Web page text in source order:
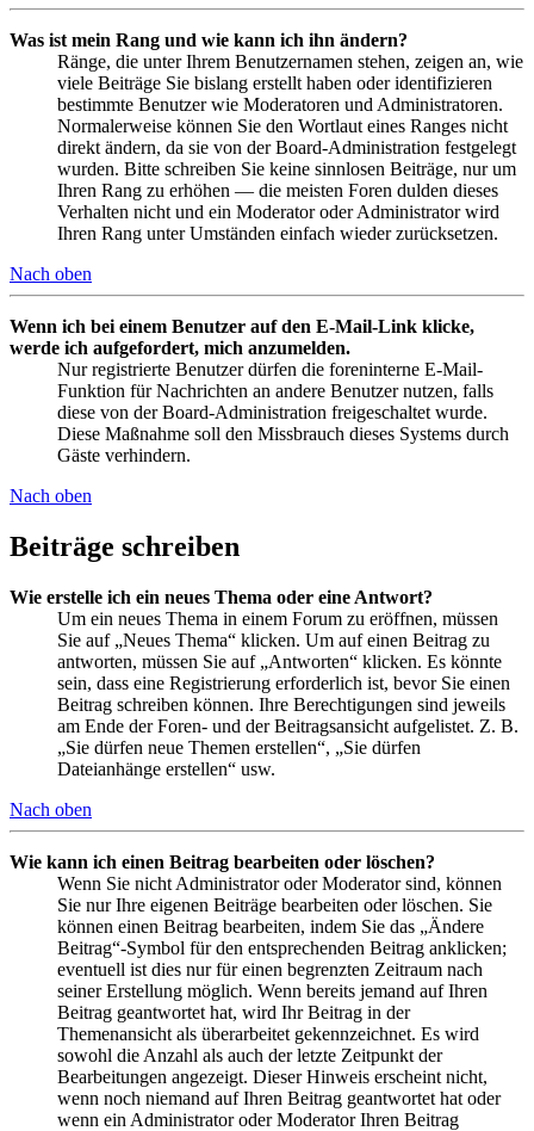
Was ist mein Rang und wie kann ich ihn ändern?
Ränge, die unter Ihrem Benutzernamen stehen, zeigen an, wie
viele Beiträge Sie bislang erstellt haben oder identifizieren
bestimmte Benutzer wie Moderatoren und Administratoren.
Normalerweise können Sie den Wortlaut eines Ranges nicht
direkt ändern, da sie von der Board-Administration festgelegt
wurden. Bitte schreiben Sie keine sinnlosen Beiträge, nur um
Ihren Rang zu erhöhen — die meisten Foren dulden dieses
Verhalten nicht und ein Moderator oder Administrator wird
Ihren Rang unter Umständen einfach wieder zurücksetzen.
Nach oben
Wenn ich bei einem Benutzer auf den E-Mail-Link klicke,
werde ich aufgefordert, mich anzumelden.
Nur registrierte Benutzer dürfen die foreninterne E-Mail-
Funktion für Nachrichten an andere Benutzer nutzen, falls
diese von der Board-Administration freigeschaltet wurde.
Diese Maßnahme soll den Missbrauch dieses Systems durch
Gäste verhindern.
Nach oben
Beiträge schreiben
Wie erstelle ich ein neues Thema oder eine Antwort?
Um ein neues Thema in einem Forum zu eröffnen, müssen
Sie auf „Neues Thema“ klicken. Um auf einen Beitrag zu
antworten, müssen Sie auf „Antworten“ klicken. Es könnte
sein, dass eine Registrierung erforderlich ist, bevor Sie einen
Beitrag schreiben können. Ihre Berechtigungen sind jeweils
am Ende der Foren- und der Beitragsansicht aufgelistet. Z. B.
„Sie dürfen neue Themen erstellen“, „Sie dürfen
Dateianhänge erstellen“ usw.
Nach oben
Wie kann ich einen Beitrag bearbeiten oder löschen?
Wenn Sie nicht Administrator oder Moderator sind, können
Sie nur Ihre eigenen Beiträge bearbeiten oder löschen. Sie
können einen Beitrag bearbeiten, indem Sie das „Ändere
Beitrag“-Symbol für den entsprechenden Beitrag anklicken;
eventuell ist dies nur für einen begrenzten Zeitraum nach
seiner Erstellung möglich. Wenn bereits jemand auf Ihren
Beitrag geantwortet hat, wird Ihr Beitrag in der
Themenansicht als überarbeitet gekennzeichnet. Es wird
sowohl die Anzahl als auch der letzte Zeitpunkt der
Bearbeitungen angezeigt. Dieser Hinweis erscheint nicht,
wenn noch niemand auf Ihren Beitrag geantwortet hat oder
wenn ein Administrator oder Moderator Ihren Beitrag